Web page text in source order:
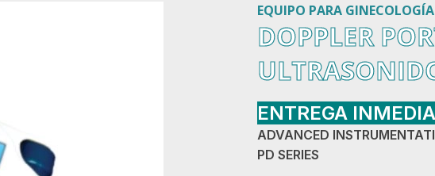
EQUIPO PARA
DOPPLER
ENTREGA
ADVANCED
PD SERIES